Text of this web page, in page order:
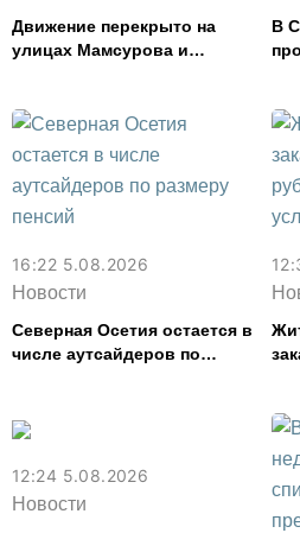
Движение перекрыто на
улицах Мамсурова и
В
16:22 5.08.2026
Новости
Северная Осетия остается в
числе аутсайдеров по
12:24 5.08.2026
Новости